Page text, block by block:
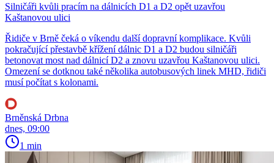
Silničáři kvůli pracím na dálnicích D1 a D2 opět uzavřou
Kaštanovou ulici
Řidiče v Brně čeká o víkendu další dopravní komplikace. Kvůli
pokračující přestavbě křížení dálnic D1 a D2 budou silničáři
betonovat most nad dálnicí D2 a znovu uzavřou Kaštanovou ulici.
Omezení se dotknou také několika autobusových linek MHD, řidiči
musí počítat s kolonami.
Brněnská Drbna
dnes, 09:00
1 min